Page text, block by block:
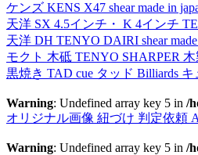
ケンズ KENS X47 shear made in
天洋 SX 4.5インチ・ K 4インチ
天洋 DH TENYO DAIRI shear made
モクト 木砥 TENYO SHARPER
黒焼き TAD cue タッド Billiards
Warning: Undefined array key 5 in /
オリジナル画像 紐づけ 判定依頼
Warning: Undefined array key 5 in /